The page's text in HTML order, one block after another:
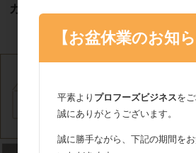
カート
カートは空です
【お盆休業のお知ら
平素より プロフーズビジネスを
誠にありがとうございます。
誠に勝手ながら、下記の期間を